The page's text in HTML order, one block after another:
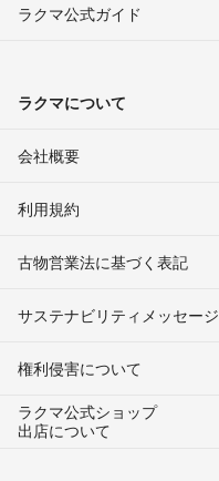
ラクマ公式ガイド
ラクマについて
会社概要
利用規約
古物営業法に基づく表記
サステナビリティメッセージ
権利侵害について
ラクマ公式ショップ
出店について